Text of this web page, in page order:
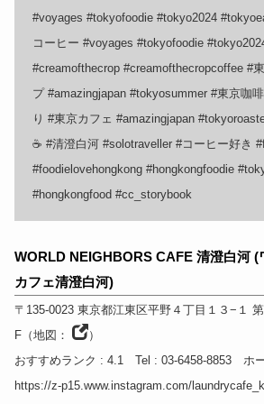
#voyages #tokyofoodie #tokyo2024
コーヒー #voyages #tokyofoodie
#creamofthecrop #creamofthecropcoffee #
プ #amazingjapan #tokyosummer #東京咖
り #東京カフェ #amazingjapan
☕️ #清澄白河 #solotraveller #コーヒー好き
#foodielovehongkong #hongkongfoodie
#hongkongfood #cc_storybook
WORLD NEIGHBORS CAFE 清澄白河 (
カフェ清澄白河)
〒135-0023 東京都江東区平野４丁目１３−１
F（地図：
）
おすすめランク : 4.1 Tel : 03-6458-8853 ホ
https://z-p15.www.instagram.com/